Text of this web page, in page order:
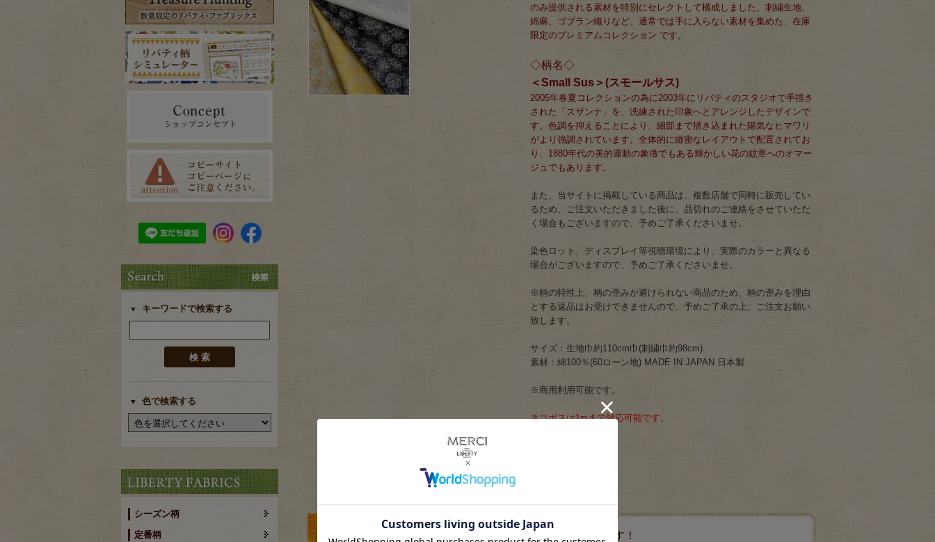
キーワードで検索する
色で検索する
シーズン柄
定番柄
のみ提供される素材を特別にセレクトして構成しました。刺繍生地、
綿麻、ゴブラン織りなど、通常では手に入らない素材を集めた、在庫
限定のプレミアムコレクション です。
◇柄名◇
＜Small Sus＞(スモールサス)
2005年春夏コレクションの為に2003年にリバティのスタジオで手描き
された「スザンナ」を、洗練された印象へとアレンジしたデザインで
す。色調を抑えることにより、細部まで描き込まれた陽気なヒマワリ
がより強調されています。全体的に緻密なレイアウトで配置されてお
り、1880年代の美的運動の象徴でもある輝かしい花の紋章へのオマー
ジュでもあります。
また、当サイトに掲載している商品は、複数店舗で同時に販売してい
るため、ご注文いただきました後に、品切れのご連絡をさせていただ
く場合もございますので、予めご了承くださいませ。
染色ロット、ディスプレイ等視聴環境により、実際のカラーと異なる
場合がございますので、予めご了承くださいませ。
※柄の特性上、柄の歪みが避けられない商品のため、柄の歪みを理由
とする返品はお受けできませんので、予めご了承の上、ご注文お願い
致します。
サイズ：生地巾約110cm巾(刺繍巾約98cm)
素材：綿100％(60ローン地) MADE IN JAPAN 日本製
※商用利用可能です。
ネコポスは1mまで対応可能です。
この商品を見た人は、こちらの商品もチェックしています！